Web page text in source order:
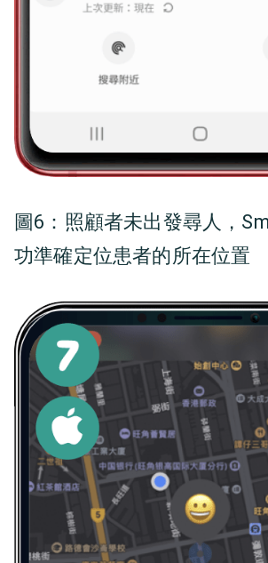
圖6： 照顧者未出發尋人，
功準確定位患者的所在位置